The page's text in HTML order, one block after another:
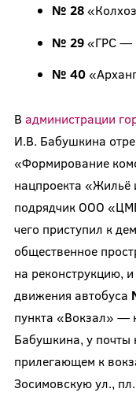
№ 28
№ 29«ГРС —
№ 40
В администрации
И.В. Бабушкина
«Формирование
нацпроекта «Жильё
подрядчик ООО
чего приступил к
общественное
на реконструкцию,
движения автобуса
пункта «Вокзал»
Бабушкина, у почты
прилегающем к
Зосимовскую ул.,